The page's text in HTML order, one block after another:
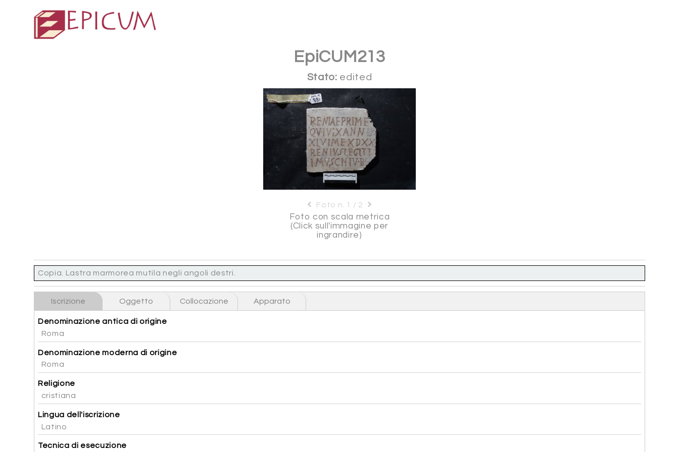
EpiCUM213
Stato: edited
Foto n. 1 / 2
Foto con scala metrica
(Click sull'immagine per
ingrandire)
Copia. Lastra marmorea mutila negli angoli destri.
Iscrizione Oggetto Collocazione Apparato
Denominazione antica di origine
Roma
Denominazione moderna di origine
Roma
Religione
cristiana
Lingua dell'iscrizione
Latino
Tecnica di esecuzione